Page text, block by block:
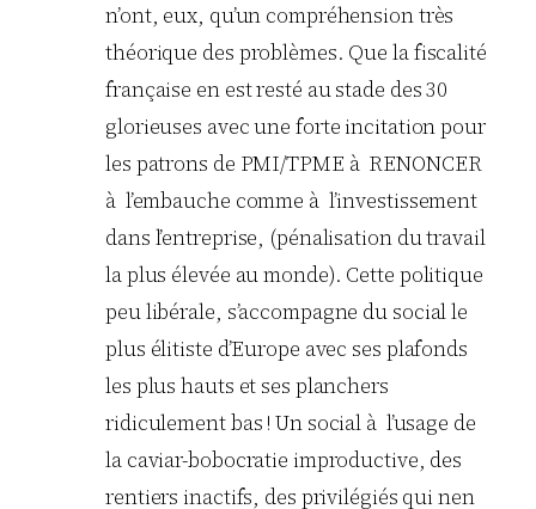
n’ont, eux, qu’un compréhension très
théorique des problèmes. Que la fiscalité
française en est resté au stade des 30
glorieuses avec une forte incitation pour
les patrons de PMI/TPME à RENONCER
à l’embauche comme à l’investissement
dans l’entreprise, (pénalisation du travail
la plus élevée au monde). Cette politique
peu libérale, s’accompagne du social le
plus élitiste d’Europe avec ses plafonds
les plus hauts et ses planchers
ridiculement bas ! Un social à l’usage de
la caviar-bobocratie improductive, des
rentiers inactifs, des privilégiés qui nen